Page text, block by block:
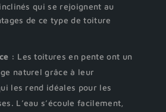
qui se rejoignent au
de ce type de toiture
: Les toitures en pente ont un
naturel grâce à leur
les rend idéales pour les
L’eau s’écoule facilement,